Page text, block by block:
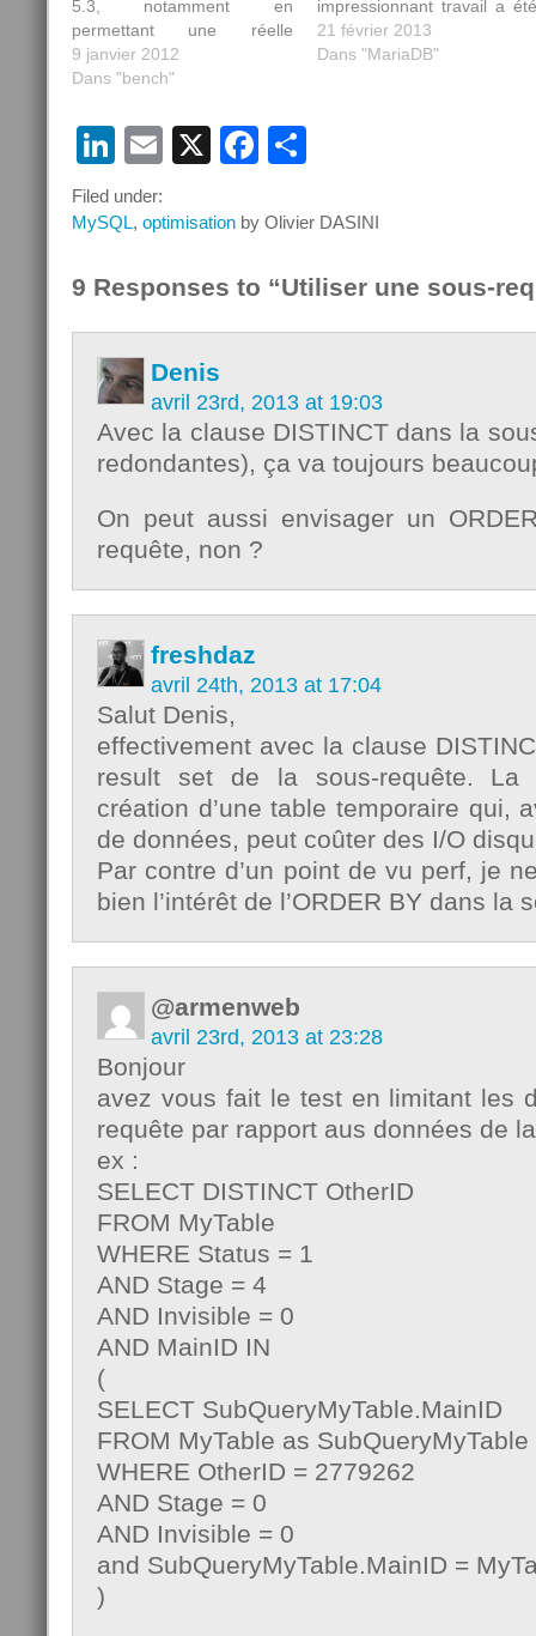
5.3, notamment en
permettant une réelle
utilisation des sous-
requêtes. Voici un effet
Avec MySQL 5.5, l'utilisation
de tables dérivées (type de
clause FROM d'un
SELECT), donne le plan
9 janvier 2012
Dans "bench"
impressionnant travail a
effectué par les
d'Oracle, voici un
rapport à MySQL…
21 février 2013
Dans "MariaDB"
LinkedIn
Email
X Facebook
Filed under:
MySQL, optimisation by Olivier DASINI
9 Responses to “Utiliser une sous-
Denis
avril 23rd, 2013 at 19:03
Avec la clause DISTINCT dans la
redondantes), ça va toujours
On peut aussi envisager un
requête, non ?
freshdaz
avril 24th, 2013 at 17:04
Salut Denis,
effectivement avec la clause
result set de la sous-requête. La
création d’une table temporaire qui,
de données, peut coûter des I/O
Par contre d’un point de vu perf, je
bien l’intérêt de l’ORDER BY dans la
@armenweb
avril 23rd, 2013 at 23:28
Bonjour
avez vous fait le test en limitant les
requête par rapport aus données de
ex :
SELECT DISTINCT OtherID
FROM MyTable
WHERE Status = 1
AND Stage = 4
AND Invisible = 0
AND MainID IN
(
SELECT SubQueryMyTable.MainID
FROM MyTable as SubQueryMyTable
WHERE OtherID = 2779262
AND Stage = 0
AND Invisible = 0
and SubQueryMyTable.MainID =
)